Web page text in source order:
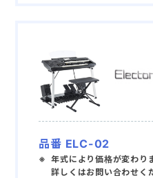
品番 ELC-02
年式により価格が変わり
詳しくはお問い合わせく